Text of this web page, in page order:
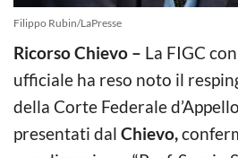
Filippo Rubin/LaPresse
Ricorso Chievo – La FIGC
ufficiale ha reso noto il
della Corte Federale
presentati dal Chievo,